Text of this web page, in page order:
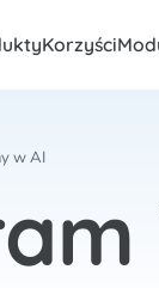
Korzyści
w AI